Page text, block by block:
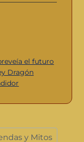
el futuro
Dragón
y Mitos